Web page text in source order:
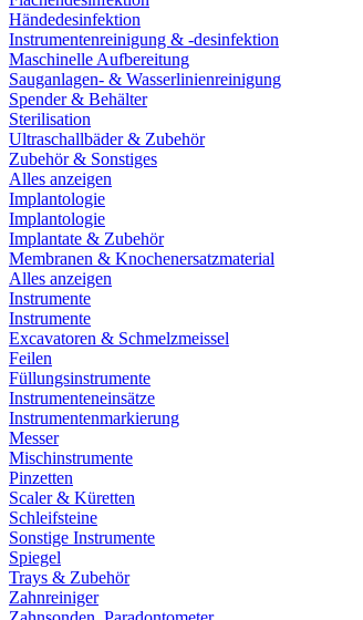
Händedesinfektion
Instrumentenreinigung & -desinfektion
Maschinelle Aufbereitung
Sauganlagen- & Wasserlinienreinigung
Spender & Behälter
Sterilisation
Ultraschallbäder & Zubehör
Zubehör & Sonstiges
Alles anzeigen
Implantologie
Implantologie
Implantate & Zubehör
Membranen & Knochenersatzmaterial
Alles anzeigen
Instrumente
Instrumente
Excavatoren & Schmelzmeissel
Feilen
Füllungsinstrumente
Instrumenteneinsätze
Instrumentenmarkierung
Messer
Mischinstrumente
Pinzetten
Scaler & Küretten
Schleifsteine
Sonstige Instrumente
Spiegel
Trays & Zubehör
Zahnreiniger